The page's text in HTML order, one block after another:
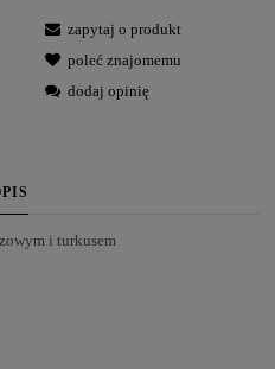
zapytaj o produkt
poleć znajomemu
dodaj opinię
i turkusem